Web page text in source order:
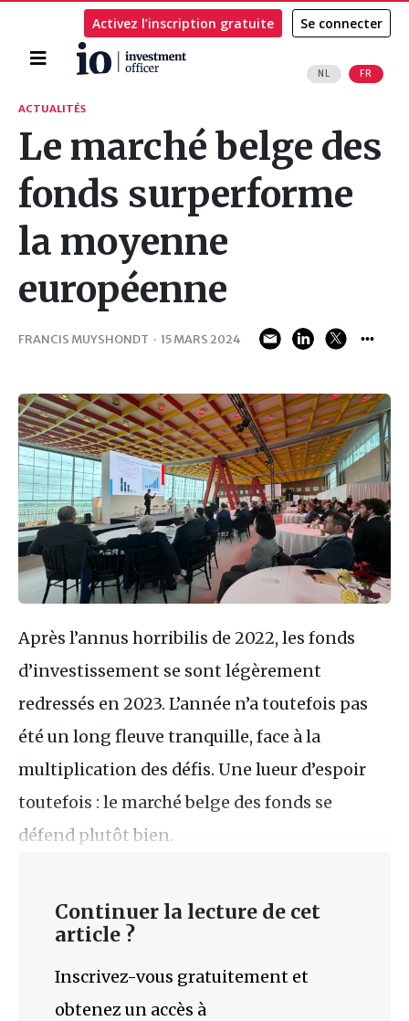
Accueil
NL FR
Activez l’inscription gratuite Se connecter
Rechercher
ACTUALITÉS
Le marché belge des
fonds surperforme
la moyenne
européenne
FRANCIS MUYSHONDT · 15 MARS 2024
Après l’annus horribilis de 2022, les fonds
d’investissement se sont légèrement
redressés en 2023. L’année n’a toutefois pas
été un long fleuve tranquille, face à la
multiplication des défis. Une lueur d’espoir
toutefois : le marché belge des fonds se
défend plutôt bien.
Continuer la lecture de cet
article ?
Inscrivez-vous gratuitement et
obtenez un accès à